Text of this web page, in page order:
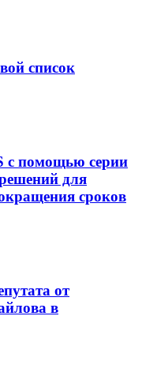
список
с помощью серии
для
сроков
от
в